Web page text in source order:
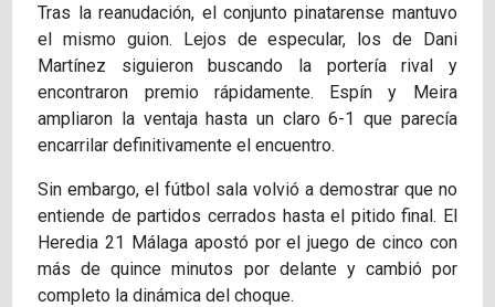
Tras la reanudación, el conjunto pinatarense mantuvo
el mismo guion. Lejos de especular, los de Dani
Martínez siguieron buscando la portería rival y
encontraron premio rápidamente. Espín y Meira
ampliaron la ventaja hasta un claro 6-1 que parecía
encarrilar definitivamente el encuentro.
Sin embargo, el fútbol sala volvió a demostrar que no
entiende de partidos cerrados hasta el pitido final. El
Heredia 21 Málaga apostó por el juego de cinco con
más de quince minutos por delante y cambió por
completo la dinámica del choque.